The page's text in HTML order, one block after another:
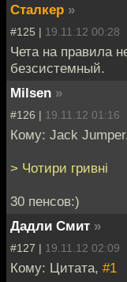
Сталкер »
#125 | 19.11.12 00:28
Чета на правила
безсистемный.
Milsen »
#126 | 19.11.12 01:16
Кому: Jack
> Чотири гривнi
30 пенсов:)
Дадли Смит »
#127 | 19.11.12 02:09
Кому: Цитата, #1